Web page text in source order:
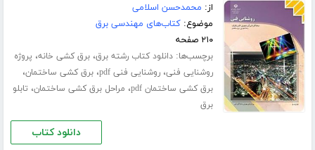
از: محمدحسن اسلامی
موضوع:کتاب‌های مهندسی برق
۲۱۰ صفحه
برچسب‌ها:دانلود کتاب رشته برق،برق کشی خانه، پروژه
روشنایی فنی،روشنایی فنی pdf ،برق کشی ساختمان،
برق کشی ساختمان pdf ، مراحل برق کشی ساختمان، تابلو
برق
دانلود کتاب